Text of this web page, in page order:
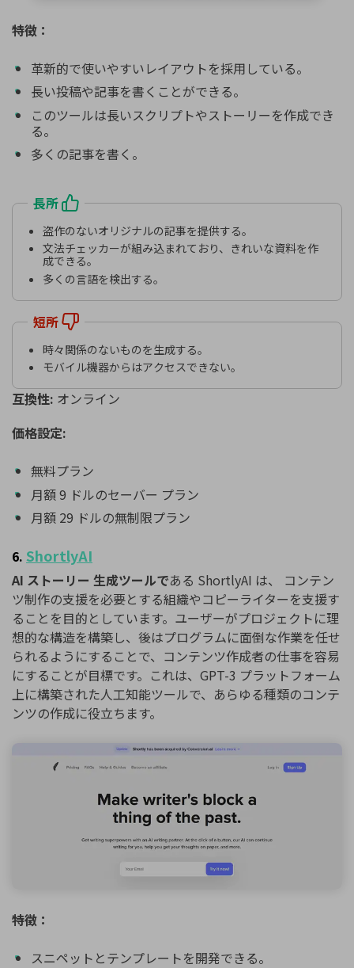
特徴：
革新的で使いやすいレイアウトを採用している。
長い投稿や記事を書くことができる。
このツールは長いスクリプトやストーリーを作成でき
る。
多くの記事を書く。
長所
盗作のないオリジナルの記事を提供する。
文法チェッカーが組み込まれており、きれいな資料を作
成できる。
多くの言語を検出する。
短所
時々関係のないものを生成する。
モバイル機器からはアクセスできない。
互換性: オンライン
価格設定:
無料プラン
月額 9 ドルのセーバー プラン
月額 29 ドルの無制限プラン
6. ShortlyAI
AI ストーリー 生成ツールである ShortlyAI は、 コンテン
ツ制作の支援を必要とする組織やコピーライターを支援す
ることを目的としています。ユーザーがプロジェクトに理
想的な構造を構築し、後はプログラムに面倒な作業を任せ
られるようにすることで、コンテンツ作成者の仕事を容易
にすることが目標です。これは、GPT-3 プラットフォーム
上に構築された人工知能ツールで、あらゆる種類のコンテ
ンツの作成に役立ちます。
特徴：
スニペットとテンプレートを開発できる。